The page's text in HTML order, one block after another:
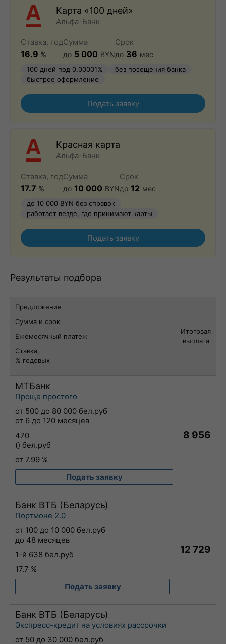
Карта «100 дней»
Альфа-Банк
Ставка, год
16.9 %
Сумма
до 5 000 BYN
Срок
до 36 мес
100 дней под 0,00001%
без посещения банка
быстрое оформление
Подать заявку
Красная карта
Альфа-Банк
Ставка, год
17.7 %
Сумма
до 10 000 BYN
Срок
до 12 мес
до 10 000 BYN без справок
работает везде, где принимают карты
Подать заявку
Результаты подбора
Предложение
Сумма и срок
Ежемесячный платеж
Ставка,
% годовых
Итоговая
выплата
МТБанк
Проще простого
от 500 до 80 000 бел.руб
от 6 до 120 месяцев
470
() бел.руб
от 7.99 %
Подать заявку
8 956
Банк ВТБ (Беларусь)
Портмоне 2.0
от 100 до 10 000 бел.руб
до 48 месяцев
1-й 638 бел.руб
17.7 %
Подать заявку
12 729
Банк ВТБ (Беларусь)
Экспресс-кредит на условиях рассрочки
от 50 до 30 000 бел.руб